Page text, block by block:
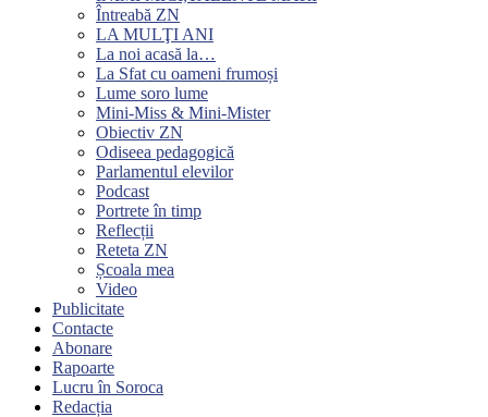
Întreabă ZN
LA MULŢI ANI
La noi acasă la…
La Sfat cu oameni frumoși
Lume soro lume
Mini-Miss & Mini-Mister
Obiectiv ZN
Odiseea pedagogică
Parlamentul elevilor
Podcast
Portrete în timp
Reflecții
Reteta ZN
Școala mea
Video
Publicitate
Contacte
Abonare
Rapoarte
Lucru în Soroca
Redacția